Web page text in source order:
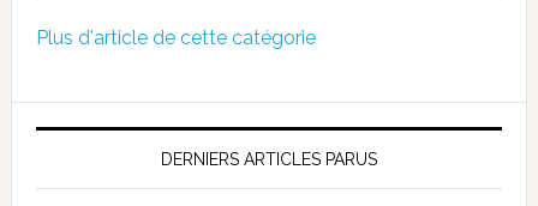
Plus d'article de cette catégorie
DERNIERS ARTICLES PARUS